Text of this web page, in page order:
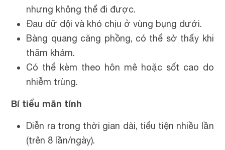
nhưng không thể đi được.
Đau dữ dội và khó chịu ở vùng bụng dưới.
Bàng quang căng phồng, có thể sờ thấy khi
thăm khám.
Có thể kèm theo hôn mê hoặc sốt cao do
nhiễm trùng.
Bí tiểu mãn tính
Diễn ra trong thời gian dài, tiểu tiện nhiều lần
(trên 8 lần/ngày).